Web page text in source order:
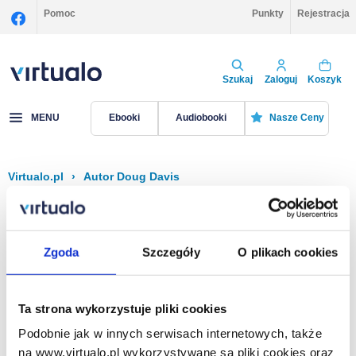
Zgoda Szczegóły O plikach cookies
Ta strona wykorzystuje pliki cookies
Podobnie jak w innych serwisach internetowych, także
na www.virtualo.pl wykorzystywane są pliki cookies oraz
Pomoc Punkty Rejestracja
Szukaj Zaloguj Koszyk
MENU Ebooki Audiobooki Nasze Ceny
Virtualo.pl › Autor Doug Davis
Filtruj Sortuj
Na stronie